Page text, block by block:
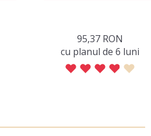
95,37 RON
сu planul de 6 luni